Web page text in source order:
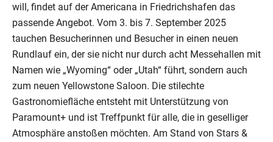
will, findet auf der Americana in Friedrichshafen das
passende Angebot. Vom 3. bis 7. September 2025
tauchen Besucherinnen und Besucher in einen neuen
Rundlauf ein, der sie nicht nur durch acht Messehallen mit
Namen wie „Wyoming“ oder „Utah“ führt, sondern auch
zum neuen Yellowstone Saloon. Die stilechte
Gastronomiefläche entsteht mit Unterstützung von
Paramount+ und ist Treffpunkt für alle, die in geselliger
Atmosphäre anstoßen möchten. Am Stand von Stars &